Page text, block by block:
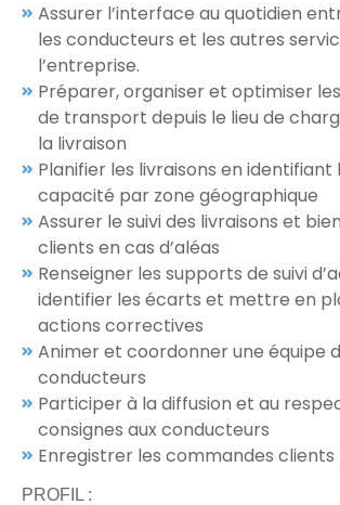
Assurer l’interface au quotidien
les conducteurs et les autres
l’entreprise.
Préparer, organiser et optimiser
de transport depuis le lieu de
la livraison
Planifier les livraisons en identifiant
capacité par zone géographique
Assurer le suivi des livraisons et
clients en cas d’aléas
Renseigner les supports de suivi
identifier les écarts et mettre en
actions correctives
Animer et coordonner une équipe
conducteurs
Participer à la diffusion et au
consignes aux conducteurs
Enregistrer les commandes
PROFIL :